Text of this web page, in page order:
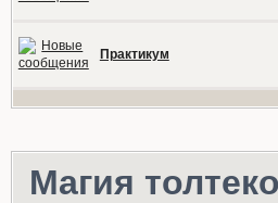
Практикум
Магия